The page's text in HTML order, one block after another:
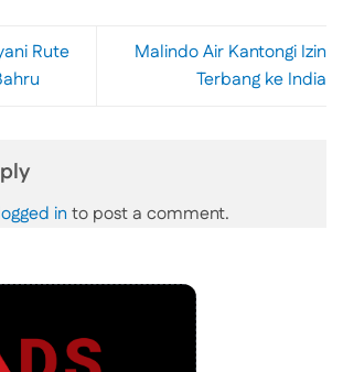
Rute
Malindo Air Kantongi Izin
Terbang ke India
in to post a comment.